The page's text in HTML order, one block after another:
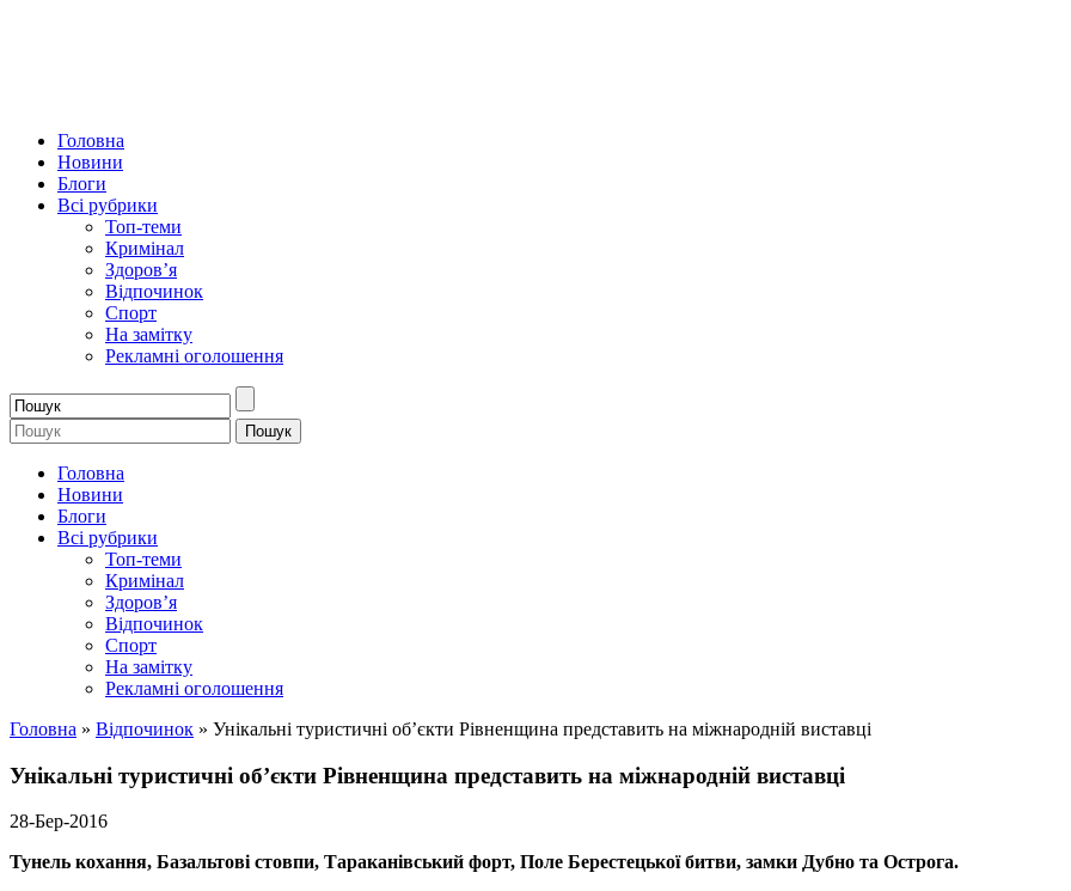
Головна
Новини
Блоги
Всі рубрики
Топ-теми
Кримінал
Здоров’я
Відпочинок
Спорт
На замітку
Рекламні оголошення
Головна
Новини
Блоги
Всі рубрики
Топ-теми
Кримінал
Здоров’я
Відпочинок
Спорт
На замітку
Рекламні оголошення
Головна » Відпочинок » Унікальні туристичні об’єкти Рівненщина представить на міжнародній виставці
Унікальні туристичні об’єкти Рівненщина представить на міжнародній виставці
28-Бер-2016
Тунель кохання, Базальтові стовпи, Тараканівський форт, Поле Берестецької битви, замки Дубно та Острога.